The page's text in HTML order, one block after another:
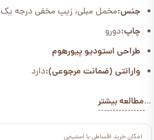
جنس:مخمل مبلی، زیپ مخفی درجه یک
چاپ:دورو
طراحی استودیو پیورهوم
وارانتی (ضمانت مرجوعی):دارد
...مطالعه بیشتر
امکان خرید اقساطی با اسنپ‌پی